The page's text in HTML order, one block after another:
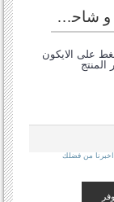
يوجيزمو (flux) حامل مغناطيسى للتليفون المحمول داخل السيارة يعلق بفتحة التهوية و شاحن 4.8 أمبير بعدد 2 منفذ يو إس بى و ذو لون أسود
على الايكون
المنتج
من فضلك